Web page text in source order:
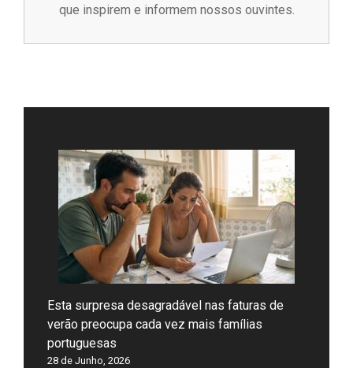
que inspirem e informem nossos ouvintes.
Esta surpresa desagradável nas faturas de
verão preocupa cada vez mais famílias
portuguesas
28 de Junho, 2026